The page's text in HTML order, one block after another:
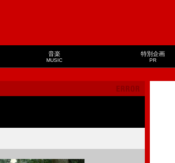
音楽
MUSIC
特別企画
PR